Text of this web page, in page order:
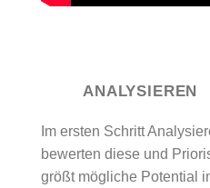
ANALYSIEREN
Im ersten Schritt
bewerten diese und
größt mögliche Potential